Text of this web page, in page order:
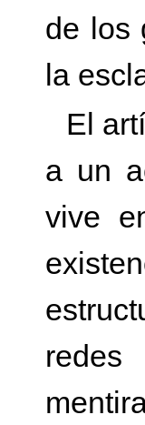
de los
la
El
a un
vive
redes